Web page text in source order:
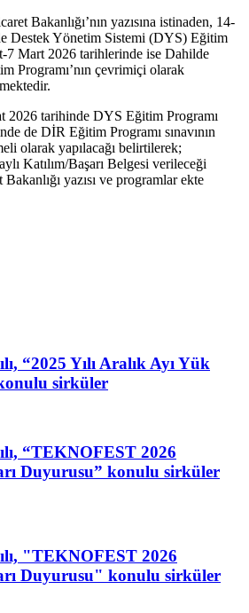
Bakanlığı’nın yazısına istinaden, 14-
Destek Yönetim Sistemi (DYS) Eğitim
7 Mart 2026 tarihlerinde ise Dahilde
Programı’nın çevrimiçi olarak
2026 tarihinde DYS Eğitim Programı
de DİR Eğitim Programı sınavının
olarak yapılacağı belirtilerek;
Katılım/Başarı Belgesi verileceği
yazısı ve programlar ekte
“2025 Yılı Aralık Ayı Yük
sirküler
“TEKNOFEST 2026
Duyurusu” konulu sirküler
"TEKNOFEST 2026
Duyurusu" konulu sirküler